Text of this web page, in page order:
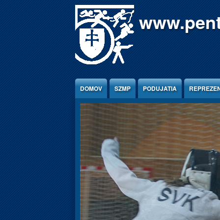
DOMOV SZMP PODUJATIA